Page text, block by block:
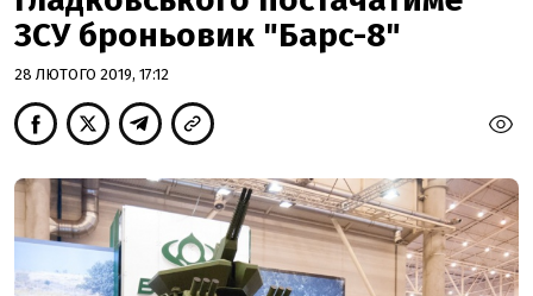
ЗСУ броньовик "Барс-8"
28 ЛЮТОГО 2019, 17:12